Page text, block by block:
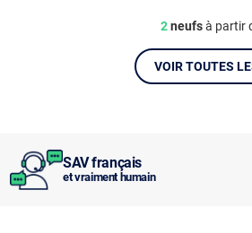
SAV français
et vraiment humain
2neufsà partir
VOIR TOUTES